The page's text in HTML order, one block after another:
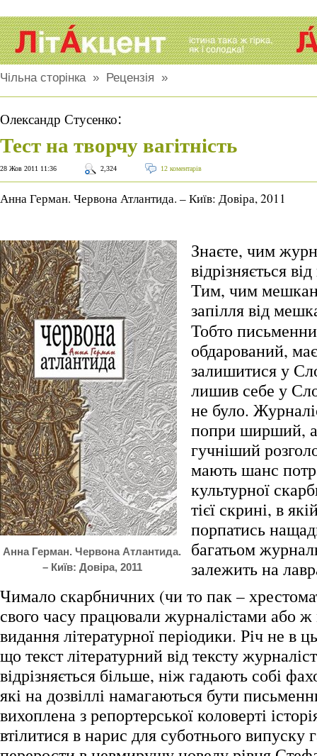
Чільна сторінка» Рецензія »
Олександр Стусенко:
Тест на творчу вагітність
28 Жов 2011 11:36 2,324 12 коментарів
Анна Герман. Червона Атлантида. – Київ: Довіра, 2011
Анна Герман. Червона Атлантида.
– Київ: Довіра, 2011
Знаєте, чим
відрізняється
Тим, чим
запілля від
Тобто
обдарований,
залишитися у
лишив себе у
не було.
попри ширший,
гучніший
мають шанс
культурної
тієї скрині, в
порпатись
багатьом
залежить на
Чимало скарбничних (чи то пак –
свого часу працювали журналістами або
видання літературної періодики. Річ не в
що текст літературний від тексту
відрізняється більше, ніж гадають собі
які на дозвіллі намагаються бути
вихоплена з репортерської коловерті
втілитися в нарис для суботнього випуску